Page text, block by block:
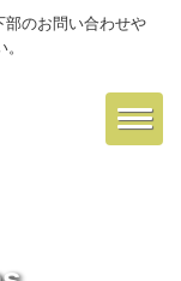
部のお問い合わせや